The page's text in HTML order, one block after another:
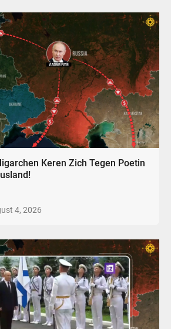
Keren Zich Tegen Poetin
4, 2026